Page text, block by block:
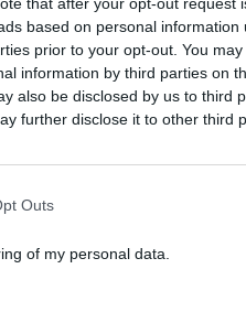
based on personal information
prior to your opt-out. You
information by third parties on
also be disclosed by us to third
further disclose it to other third
Outs
of my personal data.
comuni della